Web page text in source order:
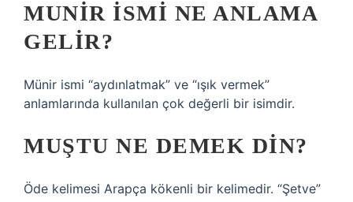
MUNIR ISMI NE ANLAMA
GELIR?
Münir ismi “aydınlatmak” ve “ışık vermek”
anlamlarında kullanılan çok değerli bir isimdir.
MUŞTU NE DEMEK DIN?
Öde kelimesi Arapça kökenli bir kelimedir. “Şetve”